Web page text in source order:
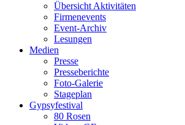
Übersicht Aktivitäten
Firmenevents
Event-Archiv
Lesungen
Medien
Presse
Presseberichte
Foto-Galerie
Stageplan
Gypsyfestival
80 Rosen